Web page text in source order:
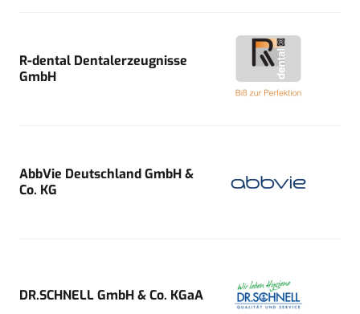
R-dental Dentalerzeugnisse
GmbH
AbbVie Deutschland GmbH &
Co. KG
DR.SCHNELL GmbH & Co. KGaA